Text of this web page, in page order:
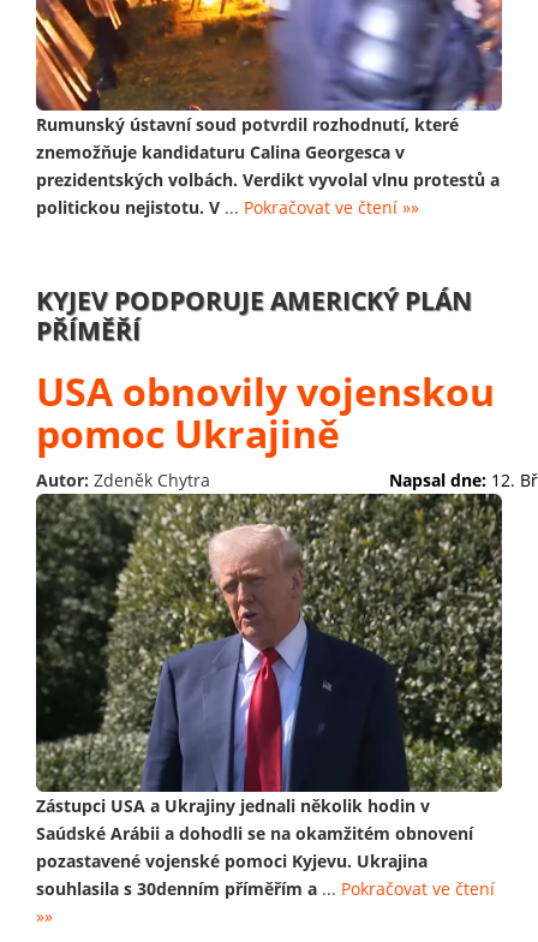
Rumunský ústavní soud potvrdil rozhodnutí, které
znemožňuje kandidaturu Calina Georgesca v
prezidentských volbách. Verdikt vyvolal vlnu protestů a
politickou nejistotu. V ... Pokračovat ve čtení »»
KYJEV PODPORUJE AMERICKÝ PLÁN
PŘÍMĚŘÍ
USA obnovily vojenskou
pomoc Ukrajině
Autor: Zdeněk Chytra Napsal dne: 12.
Zástupci USA a Ukrajiny jednali několik hodin v
Saúdské Arábii a dohodli se na okamžitém obnovení
pozastavené vojenské pomoci Kyjevu. Ukrajina
souhlasila s 30denním příměřím a ... Pokračovat ve čtení
»»